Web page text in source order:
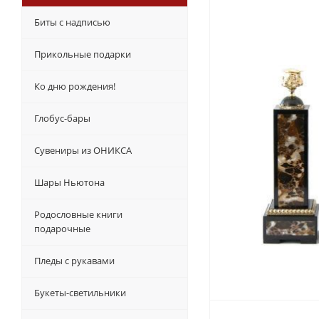
Биты с надписью
Прикольные подарки
Ко дню рождения!
Глобус-бары
Сувениры из ОНИКСА
Шары Ньютона
Родословные книги
подарочные
Пледы с рукавами
Букеты-светильники